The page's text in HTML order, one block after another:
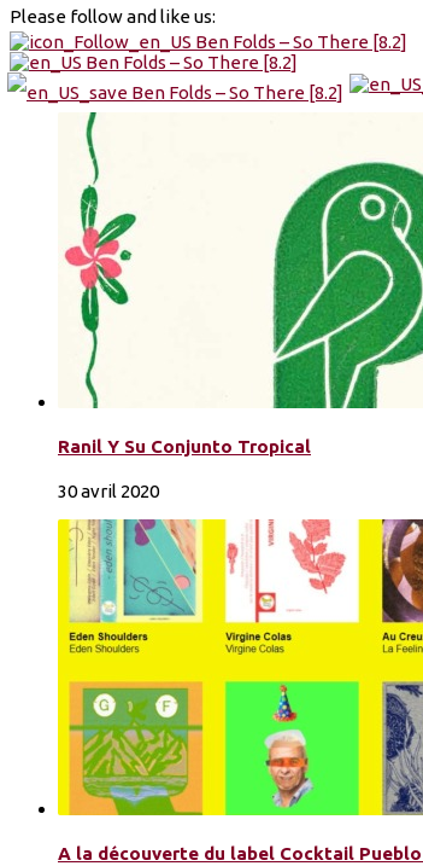
Please follow and like us:
Ranil Y Su Conjunto Tropical
30 avril 2020
A la découverte du label Cocktail